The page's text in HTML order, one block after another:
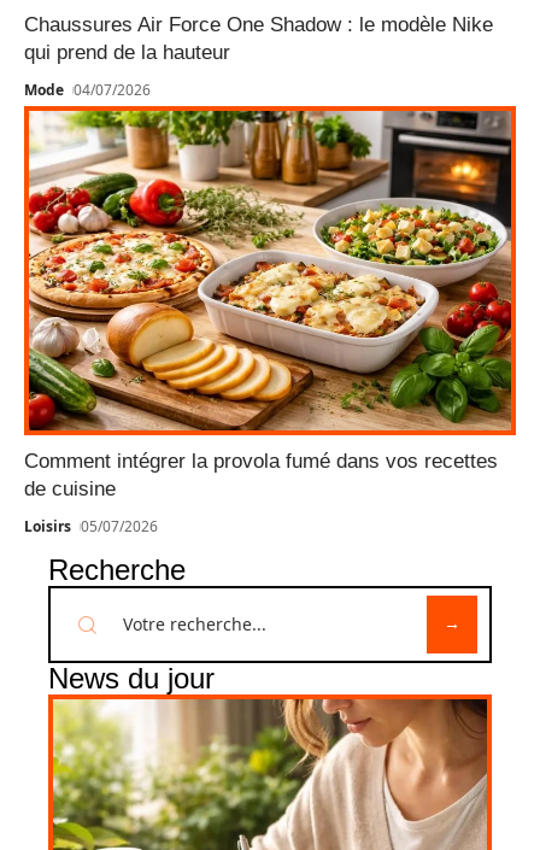
Chaussures Air Force One Shadow : le modèle Nike
qui prend de la hauteur
Mode 04/07/2026
Comment intégrer la provola fumé dans vos recettes
de cuisine
Loisirs 05/07/2026
Recherche
News du jour